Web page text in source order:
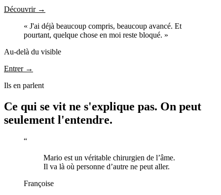
Découvrir →
« J'ai déjà beaucoup compris, beaucoup avancé. Et
pourtant, quelque chose en moi reste bloqué. »
Au-delà du visible
Entrer →
Ils en parlent
Ce qui se vit ne s'explique pas. On peut
seulement l'entendre.
“
Mario est un véritable chirurgien de l’âme.
Il va là où personne d’autre ne peut aller.
Françoise